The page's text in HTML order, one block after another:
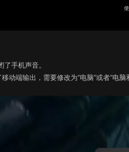
了手机声音。
移动端输出，需要修改为“电脑”或者“电脑